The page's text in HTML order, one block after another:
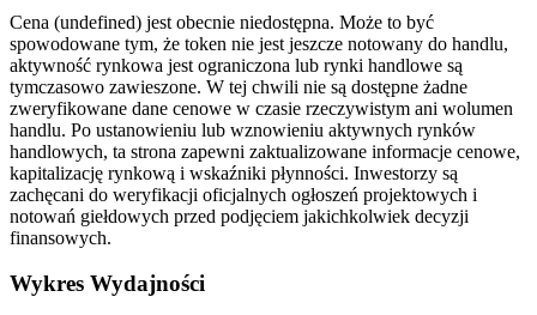
Kontrakty terminowe na USDT
Kontrakty futures wykorzystujące USDT jako zabezpieczenie
Cena (undefined) jest obecnie niedostępna. Może to być
spowodowane tym, że token nie jest jeszcze notowany do handlu,
aktywność rynkowa jest ograniczona lub rynki handlowe są
tymczasowo zawieszone. W tej chwili nie są dostępne żadne
zweryfikowane dane cenowe w czasie rzeczywistym ani wolumen
handlu. Po ustanowieniu lub wznowieniu aktywnych rynków
handlowych, ta strona zapewni zaktualizowane informacje cenowe,
kapitalizację rynkową i wskaźniki płynności. Inwestorzy są
zachęcani do weryfikacji oficjalnych ogłoszeń projektowych i
notowań giełdowych przed podjęciem jakichkolwiek decyzji
finansowych.
Wykres Wydajności